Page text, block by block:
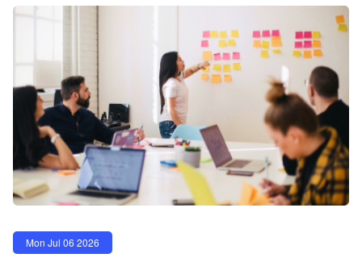
Mon Jul 06 2026